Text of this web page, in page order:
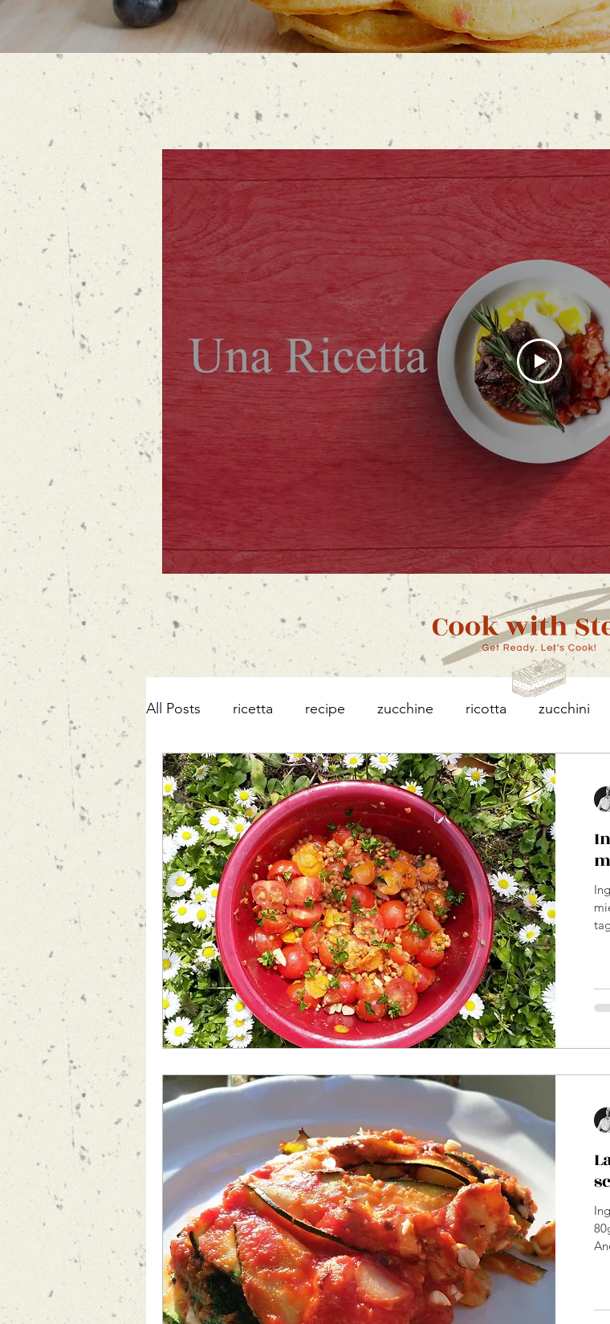
All Posts ricetta recipe zucchine ricotta zucchini
patate dolci sweet potatoes avocado salmone
robiola mortadella porri patate colazione
cioccolato pesce asparagi breakfast snack